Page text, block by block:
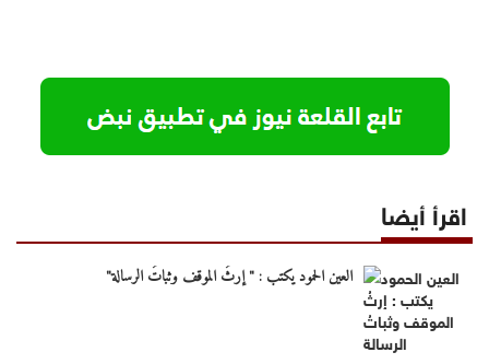
اقرأ أيضا
العين الحمود يكتب : " إرثُ الموقف وثباتُ الرسالة"